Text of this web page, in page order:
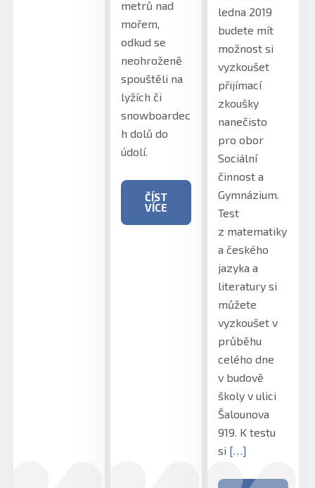
metrů nad
mořem,
odkud se
neohroženě
spouštěli na
lyžích či
snowboardec
h dolů do
údolí.
ČÍST
VÍCE
ledna 2019
budete mít
možnost si
vyzkoušet
přijímací
zkoušky
nanečisto
pro obor
Sociální
činnost a
Gymnázium.
Test
z matematiky
a českého
jazyka a
literatury si
můžete
vyzkoušet v
průběhu
celého dne
v budově
školy v ulici
Šalounova
919. K testu
si […]